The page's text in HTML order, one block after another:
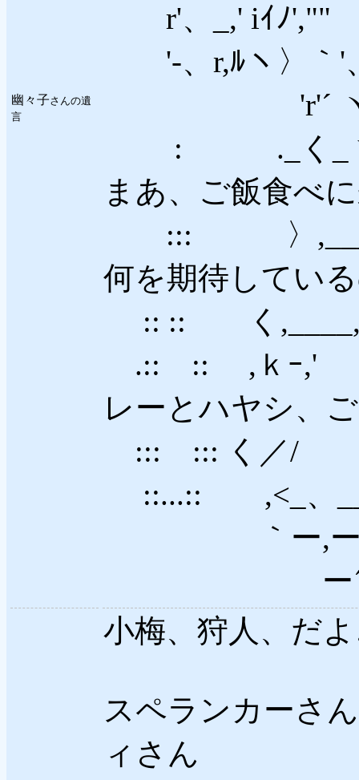
幽々子さんの遺
言
r'、_,' iｲﾉ',""
'-、r,ﾙヽ〉｀'
ゝ'r'´ ヽヽ
: ._く_
まあ、ご飯食べ
::: 〉
何を期待してい
:: :: く
.:: :: ,ｋ
レーとハヤシ、
::: ::: く
::...:: ,<_、
｀ー,ー,～
ー´
小梅、狩人、だ
スペランカーさ
ィさん